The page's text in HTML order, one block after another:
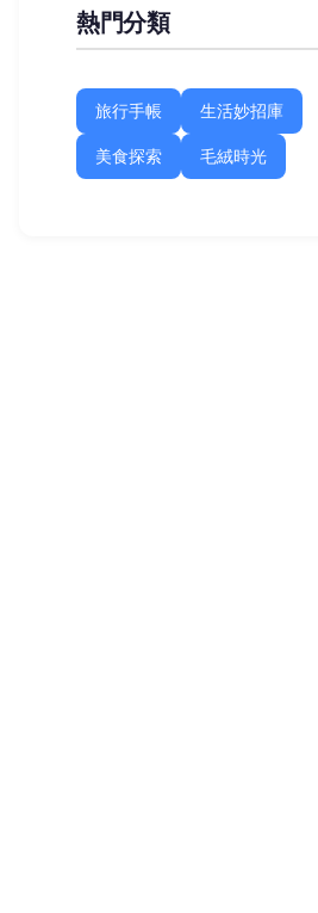
熱門分類
旅行手帳 生活妙招庫
美食探索 毛絨時光